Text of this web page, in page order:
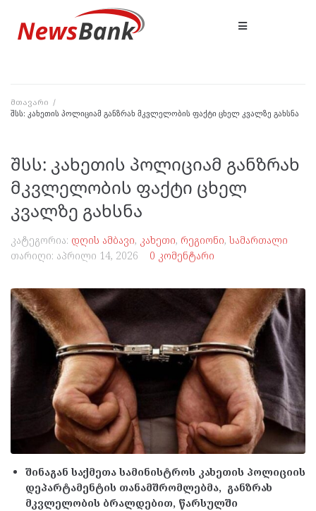
მთავარი /
შსს: კახეთის პოლიციამ განზრახ მკვლელობის ფაქტი ცხელ კვალზე გახსნა
შსს: კახეთის პოლიციამ განზრახ
მკვლელობის ფაქტი ცხელ
კვალზე გახსნა
კატეგორია: დღის ამბავი, კახეთი, რეგიონი, სამართალი
თარიღი: აპრილი 14, 2026 0 კომენტარი
შინაგან საქმეთა სამინისტროს კახეთის პოლიციის
დეპარტამენტის თანამშრომლებმა, განზრახ
მკვლელობის ბრალდებით, წარსულში